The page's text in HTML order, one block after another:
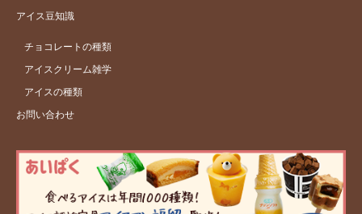
アイス豆知識
チョコレートの種類
アイスクリーム雑学
アイスの種類
お問い合わせ